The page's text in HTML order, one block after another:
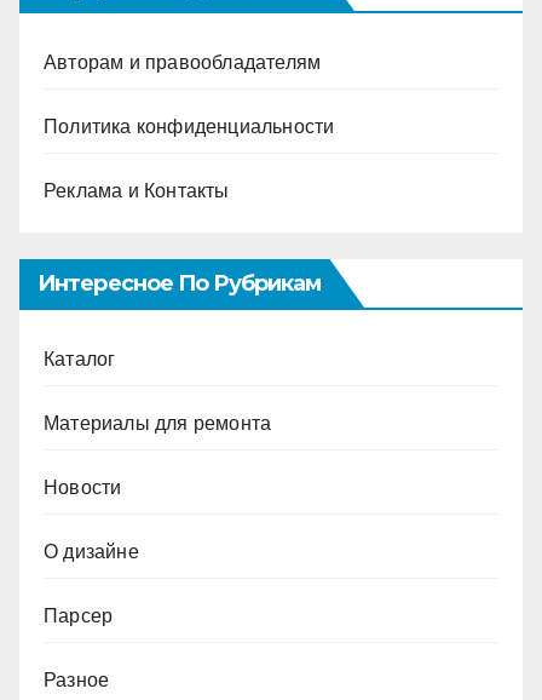
Авторам и правообладателям
Политика конфиденциальности
Реклама и Контакты
Интересное По Рубрикам
Каталог
Материалы для ремонта
Новости
О дизайне
Парсер
Разное